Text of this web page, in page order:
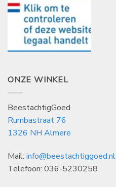
ONZE WINKEL
BeestachtigGoed
Rumbastraat 76
1326 NH Almere
Mail: info@beestachtiggoed.nl
Telefoon: 036-5230258